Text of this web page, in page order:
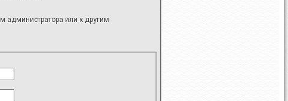
администратора или к другим